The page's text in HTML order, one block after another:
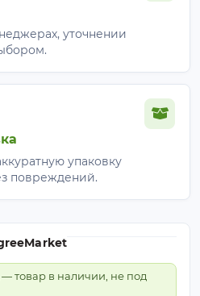
уточнении
упаковку
повреждений.
— товар в наличии, не под